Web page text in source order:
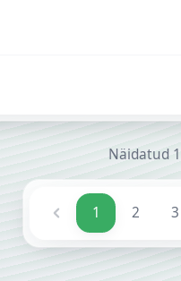
Näidatud 1
1 2 3